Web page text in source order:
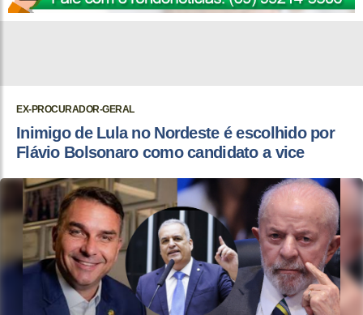
EX-PROCURADOR-GERAL
Inimigo de Lula no Nordeste é escolhido por
Flávio Bolsonaro como candidato a vice